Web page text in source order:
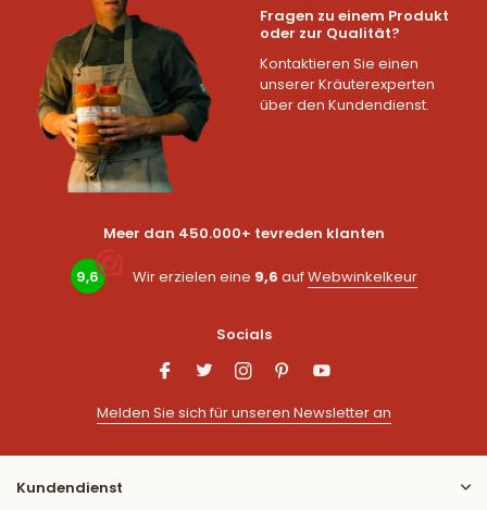
Fragen zu einem Produkt
oder zur Qualität?
Kontaktieren Sie einen
unserer Kräuterexperten
über den Kundendienst.
Meer dan 450.000+ tevreden klanten
9,6 Wir erzielen eine 9,6 aufWebwinkelkeur
Socials
Melden Sie sich für unseren Newsletter an
Kundendienst